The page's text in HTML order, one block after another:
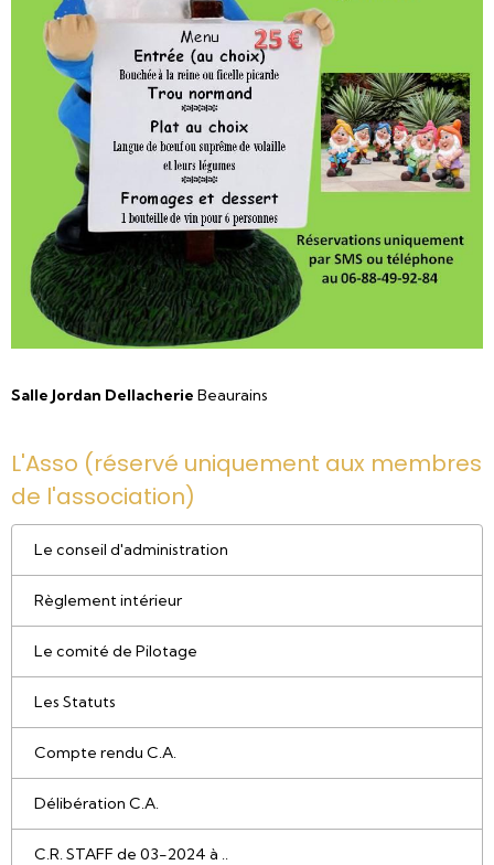
Salle Jordan Dellacherie Beaurains
L'Asso (réservé uniquement aux membres
de l'association)
Le conseil d'administration
Règlement intérieur
Le comité de Pilotage
Les Statuts
Compte rendu C.A.
Délibération C.A.
C.R. STAFF de 03-2024 à ..